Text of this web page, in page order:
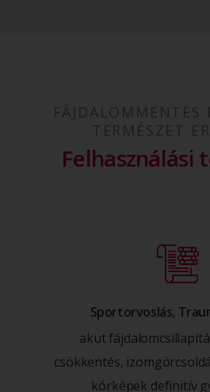
FÁJDALOMMENTES
TERMÉSZET
Felhasználási
Sportorvoslás,
akut
csökkentés,
kórképek definitív